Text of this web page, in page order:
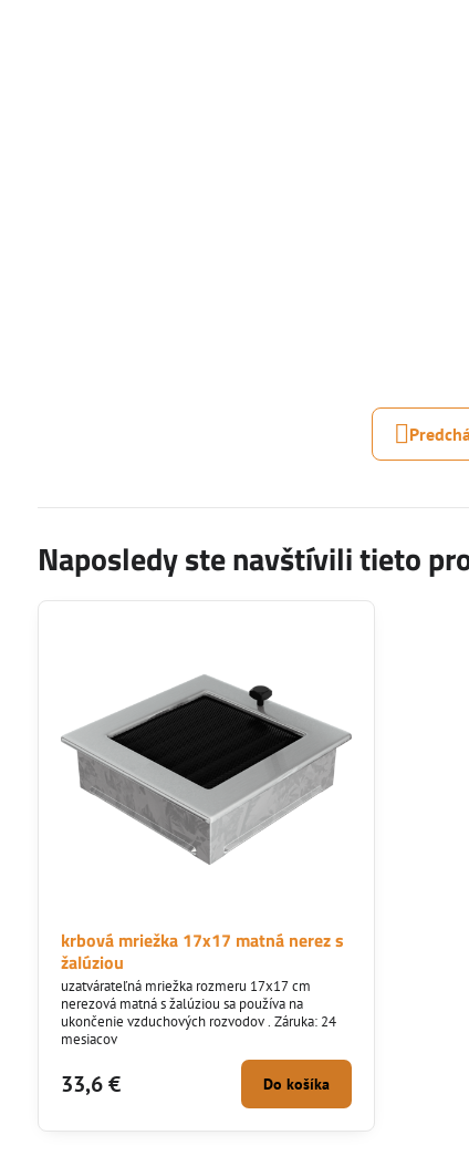
Naposledy ste navštívili tieto
krbová mriežka 17x17 matná nerez s
žalúziou
uzatvárateľná mriežka rozmeru 17x17 cm
nerezová matná s žalúziou sa používa na
ukončenie vzduchových rozvodov . Záruka: 24
mesiacov
33,6 € Do košíka